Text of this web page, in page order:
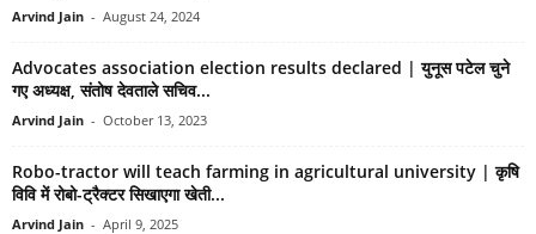
Arvind Jain - August 24, 2024
Advocates association election results declared | युनूस पटेल चुने
गए अध्यक्ष, संतोष देवताले सचिव...
Arvind Jain - October 13, 2023
Robo-tractor will teach farming in agricultural university | कृषि
विवि में रोबो-ट्रैक्टर सिखाएगा खेती...
Arvind Jain - April 9, 2025